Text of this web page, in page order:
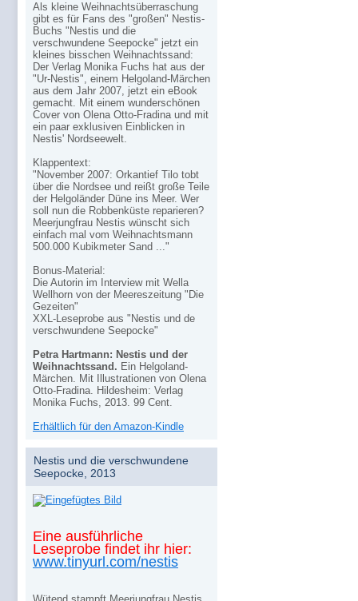
Als kleine Weihnachtsüberraschung
gibt es für Fans des "großen" Nestis-
Buchs "Nestis und die
verschwundene Seepocke" jetzt ein
kleines bisschen Weihnachtssand:
Der Verlag Monika Fuchs hat aus der
"Ur-Nestis", einem Helgoland-Märchen
aus dem Jahr 2007, jetzt ein eBook
gemacht. Mit einem wunderschönen
Cover von Olena Otto-Fradina und mit
ein paar exklusiven Einblicken in
Nestis' Nordseewelt.
Klappentext:
"November 2007: Orkantief Tilo tobt
über die Nordsee und reißt große Teile
der Helgoländer Düne ins Meer. Wer
soll nun die Robbenküste reparieren?
Meerjungfrau Nestis wünscht sich
einfach mal vom Weihnachtsmann
500.000 Kubikmeter Sand ..."
Bonus-Material:
Die Autorin im Interview mit Wella
Wellhorn von der Meereszeitung "Die
Gezeiten"
XXL-Leseprobe aus "Nestis und de
verschwundene Seepocke"
Petra Hartmann: Nestis und der
Weihnachtssand. Ein Helgoland-
Märchen. Mit Illustrationen von Olena
Otto-Fradina. Hildesheim: Verlag
Monika Fuchs, 2013. 99 Cent.
Erhältlich für den Amazon-Kindle
Nestis und die verschwundene
Seepocke, 2013
Eine ausführliche
Leseprobe findet ihr hier:
www.tinyurl.com/nestis